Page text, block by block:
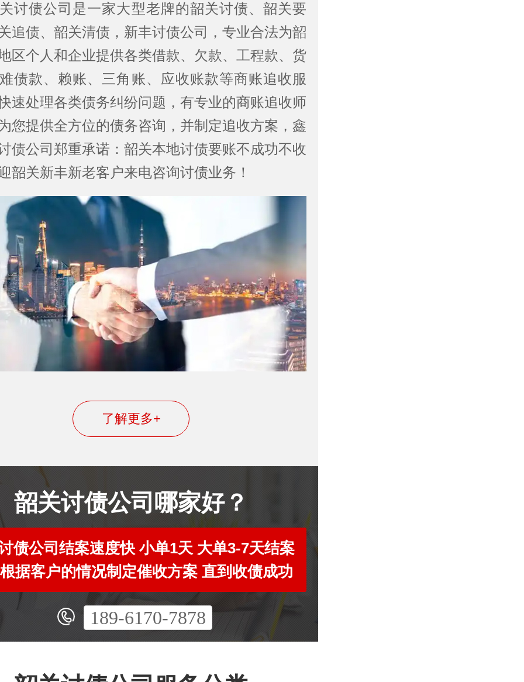
讨债公司是一家大型老牌的韶关讨债、韶关要
追债、韶关清债，新丰讨债公司，专业合法为韶
区个人和企业提供各类借款、欠款、工程款、货
债款、赖账、三角账、应收账款等商账追收服
速处理各类债务纠纷问题，有专业的商账追收师
您提供全方位的债务咨询，并制定追收方案，鑫
债公司郑重承诺：韶关本地讨债要账不成功不收
韶关新丰新老客户来电咨询讨债业务！
了解更多+
韶关讨债公司哪家好？
债公司结案速度快 小单1天 大单3-7天结案
据客户的情况制定催收方案 直到收债成功
189-6170-7878